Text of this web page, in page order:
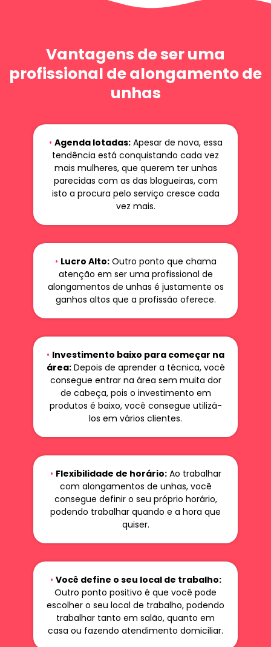
Vantagens de ser uma
profissional de alongamento de
unhas
• Agenda lotadas:Apesar de nova, essa
tendência está conquistando cada vez
mais mulheres, que querem ter unhas
parecidas com as das blogueiras, com
isto a procura pelo serviço cresce cada
vez mais.
• Lucro Alto:Outro ponto que chama
atenção em ser uma profissional de
alongamentos de unhas é justamente os
ganhos altos que a profissão oferece.
• Investimento baixo para começar na
área:Depois de aprender a técnica, você
consegue entrar na área sem muita dor
de cabeça, pois o investimento em
produtos é baixo, você consegue utilizá-
los em vários clientes.
• Flexibilidade de horário:Ao trabalhar
com alongamentos de unhas, você
consegue definir o seu próprio horário,
podendo trabalhar quando e a hora que
quiser.
• Você define o seu local de trabalho:
Outro ponto positivo é que você pode
escolher o seu local de trabalho, podendo
trabalhar tanto em salão, quanto em
casa ou fazendo atendimento domiciliar.